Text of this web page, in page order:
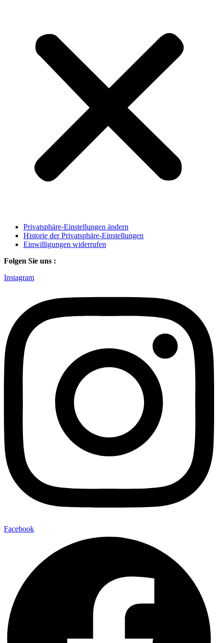
Privatsphäre-Einstellungen ändern
Historie der Privatsphäre-Einstellungen
Einwilligungen widerrufen
Folgen Sie uns :
Instagram
Facebook